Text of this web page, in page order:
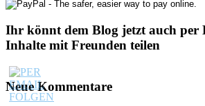
Ihr könnt dem Blog jetzt auch per
Inhalte mit Freunden teilen
Neue Kommentare